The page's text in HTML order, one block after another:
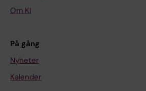
Om KI
På gång
Nyheter
Kalender